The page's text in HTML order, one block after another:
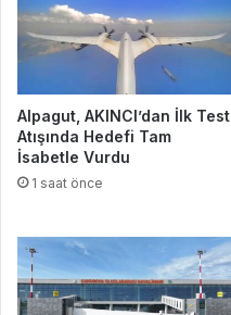
Alpagut, AKINCI’dan İlk Test
Atışında Hedefi Tam
İsabetle Vurdu
1 saat önce